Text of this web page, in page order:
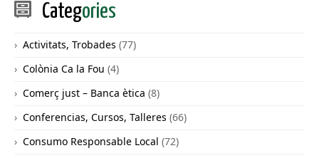
Categories
Activitats, Trobades (77)
Colònia Ca la Fou (4)
Comerç just – Banca ètica (8)
Conferencias, Cursos, Talleres (66)
Consumo Responsable Local (72)